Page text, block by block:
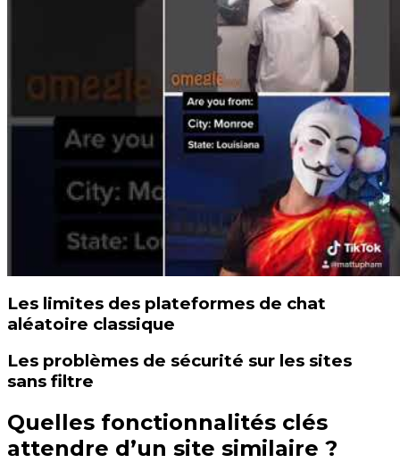
Les limites des plateformes de chat
aléatoire classique
Les problèmes de sécurité sur les sites
sans filtre
Quelles fonctionnalités clés
attendre d’un site similaire ?